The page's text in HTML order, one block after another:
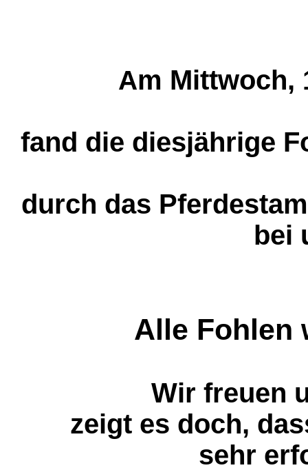
Am Mittwoch,
fand die diesjährige
durch das
bei
Alle Fohlen
Wir freuen
zeigt es doch,
sehr